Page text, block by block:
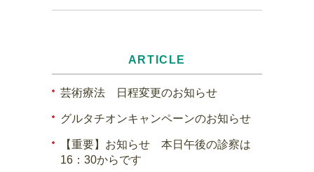
ARTICLE
芸術療法 日程変更のお知らせ
グルタチオンキャンペーンのお知らせ
【重要】お知らせ 本日午後の診察は
16：30からです